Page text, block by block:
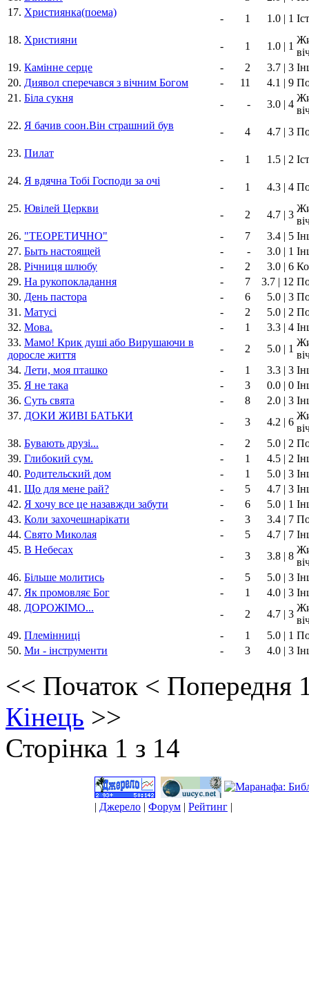
17. Християнка(поема)
- 1 1.0 | 1
18. Християни
- 1 1.0 | 1
19. Камінне серце - 2 3.7 | 3
20. Диявол сперечався з вічним Богом - 11 4.1 | 9
21. Біла сукня
- - 3.0 | 4
22. Я бачив соон.Він страшний був
- 4 4.7 | 3
23. Пилат
- 1 1.5 | 2
24. Я вдячна Тобі Господи за очі
- 1 4.3 | 4
25. Ювілей Церкви
- 2 4.7 | 3
26. "ТЕОРЕТИЧНО" - 7 3.4 | 5
27. Быть настоящей - - 3.0 | 1
28. Річниця шлюбу - 2 3.0 | 6
29. На рукопокладання - 7 3.7 | 12
30. День пастора - 6 5.0 | 3
31. Матусi - 2 5.0 | 2
32. Мова. - 1 3.3 | 4
33. Мамо! Крик душi або Вирушаючи в
доросле життя
- 2 5.0 | 1
34. Лети, моя пташко - 1 3.3 | 3
35. Я не така - 3 0.0 | 0
36. Суть свята - 8 2.0 | 3
37. ДОКИ ЖИВІ БАТЬКИ
- 3 4.2 | 6
38. Бувають друзi... - 2 5.0 | 2
39. Глибокий сум. - 1 4.5 | 2
40. Родительский дом - 1 5.0 | 3
41. Що для мене рай? - 5 4.7 | 3
42. Я хочу все це назавжди забути - 6 5.0 | 1
43. Коли захочешнарікати - 3 3.4 | 7
44. Свято Миколая - 5 4.7 | 7
45. В Небесах
- 3 3.8 | 8
46. Більше молитись - 5 5.0 | 3
47. Як промовляє Бог - 1 4.0 | 3
48. ДОРОЖІМО...
- 2 4.7 | 3
49. Племінниці - 1 5.0 | 1
50. Ми - інструменти - 3 4.0 | 3
<< Початок < Попередня
Кінець >>
Сторінка 1 з 14
| Джерело | Форум | Рейтинг |